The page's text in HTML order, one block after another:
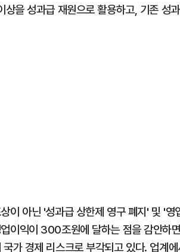
을 성과급 재원으로 활용하고, 기존 성
이 아닌 '성과급 상한제 영구 폐지' 및 '
이익이 300조원에 달하는 점을 감안하
가 경제 리스크로 부각되고 있다. 업계